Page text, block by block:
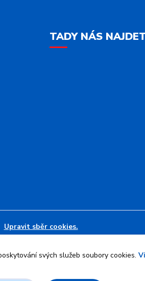
TADY NÁS
Upravit sběr cookies.
svých služeb soubory cookies.